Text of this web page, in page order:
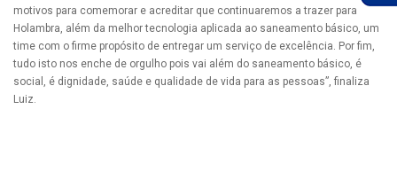
motivos para comemorar e acreditar que continuaremos a trazer para
Holambra, além da melhor tecnologia aplicada ao saneamento básico, um
time com o firme propósito de entregar um serviço de excelência. Por fim,
tudo isto nos enche de orgulho pois vai além do saneamento básico, é
social, é dignidade, saúde e qualidade de vida para as pessoas”, finaliza
Luiz.